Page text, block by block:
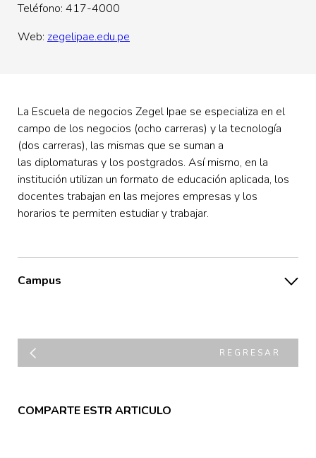
Teléfono: 417-4000
Web: zegelipae.edu.pe
La Escuela de negocios Zegel Ipae se especializa en el
campo de los negocios (ocho carreras) y la tecnología
(dos carreras), las mismas que se suman a
las diplomaturas y los postgrados. Así mismo, en la
institución utilizan un formato de educación aplicada, los
docentes trabajan en las mejores empresas y los
horarios te permiten estudiar y trabajar.
Campus
REGRESAR
COMPARTE ESTR ARTICULO